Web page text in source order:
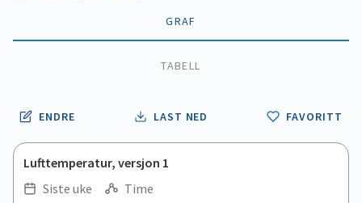
GRAF
TABELL
ENDRE LAST NED FAVORITT
Lufttemperatur, versjon 1
Siste uke
Time